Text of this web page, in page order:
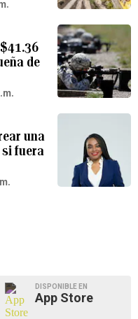
de
una
fuera
DISPONIBLE EN
App Store